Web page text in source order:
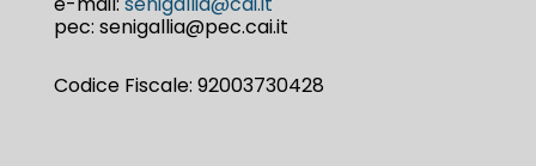
pec: senigallia@pec.cai.it
Codice Fiscale: 92003730428